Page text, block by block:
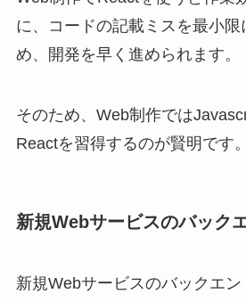
に、コードの記載ミスを最小限
め、開発を早く進められます。
そのため、Web制作では
Reactを習得するのが賢明です。
新規Webサービスのバック
新規Webサービスのバックエ